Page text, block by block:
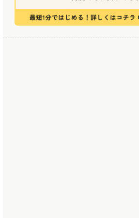
リモートワークのメリットとデメリット
-メリット